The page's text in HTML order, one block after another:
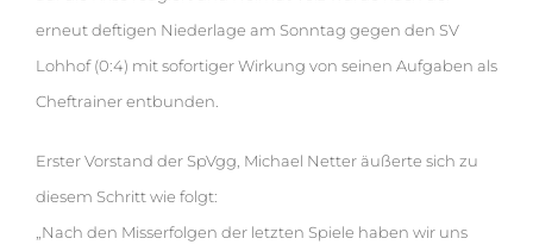
erneut deftigen Niederlage am Sonntag gegen den SV
Lohhof (0:4) mit sofortiger Wirkung von seinen Aufgaben als
Cheftrainer entbunden.
Erster Vorstand der SpVgg, Michael Netter äußerte sich zu
diesem Schritt wie folgt:
„Nach den Misserfolgen der letzten Spiele haben wir uns